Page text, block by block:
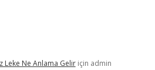
Leke Ne Anlama Geliriçin admin